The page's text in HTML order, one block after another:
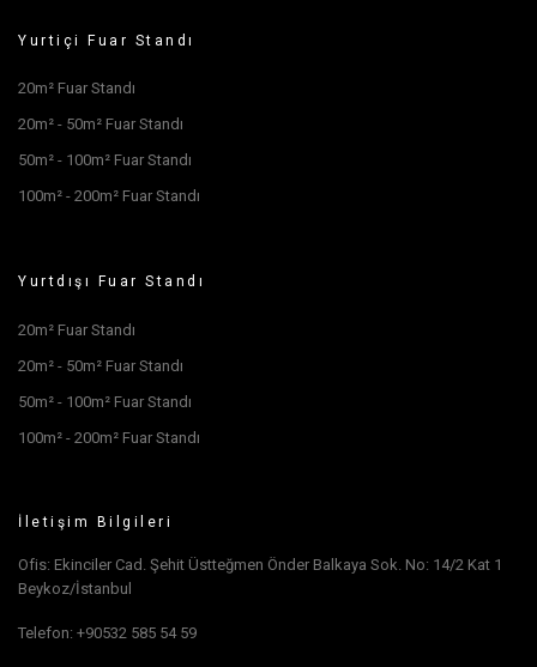
Yurtiçi Fuar Standı
20m² Fuar Standı
20m² - 50m² Fuar Standı
50m² - 100m² Fuar Standı
100m² - 200m² Fuar Standı
Yurtdışı Fuar Standı
20m² Fuar Standı
20m² - 50m² Fuar Standı
50m² - 100m² Fuar Standı
100m² - 200m² Fuar Standı
İletişim Bilgileri
Ofis: Ekinciler Cad. Şehit Üstteğmen Önder Balkaya Sok. No: 14/2 Kat 1
Beykoz/İstanbul
Telefon: +90532 585 54 59